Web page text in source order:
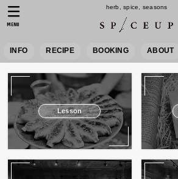
herb, spice, seasons
INFO RECIPE BOOKING ABOUT
MENU
Lesson